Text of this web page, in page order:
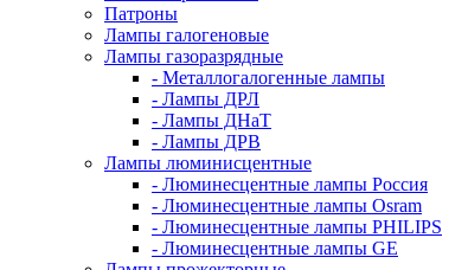
Патроны
Лампы галогеновые
Лампы газоразрядные
- Металлогалогенные лампы
- Лампы ДРЛ
- Лампы ДНаТ
- Лампы ДРВ
Лампы люминисцентные
- Люминесцентные лампы Россия
- Люминесцентные лампы Osram
- Люминесцентные лампы PHILIPS
- Люминесцентные лампы GE